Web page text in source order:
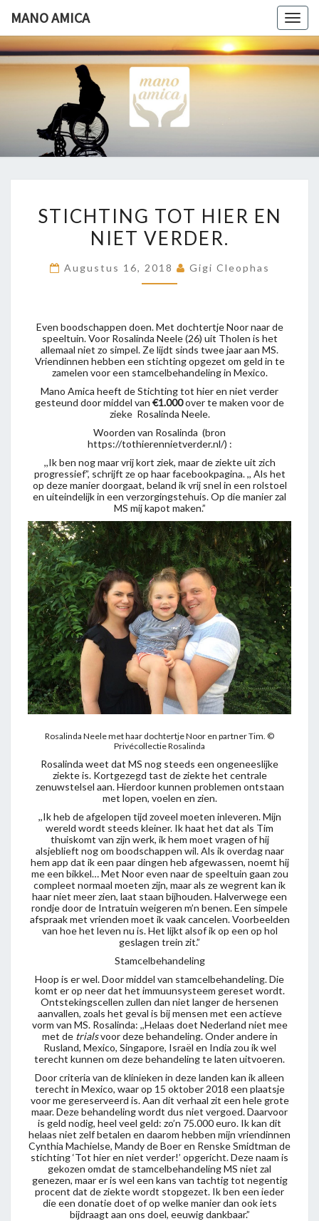
de
content
MANO AMICA
MANO
AMICA
Helpende
Hand
TOT
HIER
NIET
STICHTING TOT HIER EN
NIET VERDER.
Augustus 16, 2018 Gigi Cleophas
Even boodschappen doen. Met dochtertje Noor naar de
speeltuin. Voor Rosalinda Neele (26) uit Tholen is het
allemaal niet zo simpel. Ze lijdt sinds twee jaar aan MS.
Vriendinnen hebben een stichting opgezet om geld in te
zamelen voor een stamcelbehandeling in Mexico.
Mano Amica heeft de Stichting tot hier en niet verder
gesteund door middel van €1.000over te maken voor de
zieke Rosalinda Neele.
Woorden van Rosalinda (bron
https://tothierennietverder.nl/) :
,,Ik ben nog maar vrij kort ziek, maar de ziekte uit zich
progressief”, schrijft ze op haar facebookpagina. ,, Als het
op deze manier doorgaat, beland ik vrij snel in een rolstoel
en uiteindelijk in een verzorgingstehuis. Op die manier zal
MS mij kapot maken.”
Rosalinda Neele met haar dochtertje Noor en partner Tim. ©
Privécollectie Rosalinda
Rosalinda weet dat MS nog steeds een ongeneeslijke
ziekte is. Kortgezegd tast de ziekte het centrale
zenuwstelsel aan. Hierdoor kunnen problemen ontstaan
met lopen, voelen en zien.
,,Ik heb de afgelopen tijd zoveel moeten inleveren. Mijn
wereld wordt steeds kleiner. Ik haat het dat als Tim
thuiskomt van zijn werk, ik hem moet vragen of hij
alsjeblieft nog om boodschappen wil. Als ik overdag naar
hem app dat ik een paar dingen heb afgewassen, noemt hij
me een bikkel… Met Noor even naar de speeltuin gaan zou
compleet normaal moeten zijn, maar als ze wegrent kan ik
haar niet meer zien, laat staan bijhouden. Halverwege een
rondje door de Intratuin weigeren m’n benen. Een simpele
afspraak met vrienden moet ik vaak cancelen. Voorbeelden
van hoe het leven nu is. Het lijkt alsof ik op een op hol
geslagen trein zit.”
Stamcelbehandeling
Hoop is er wel. Door middel van stamcelbehandeling. Die
komt er op neer dat het immuunsysteem gereset wordt.
Ontstekingscellen zullen dan niet langer de hersenen
aanvallen, zoals het geval is bij mensen met een actieve
vorm van MS. Rosalinda: ,,Helaas doet Nederland niet mee
met de trialsvoor deze behandeling. Onder andere in
Rusland, Mexico, Singapore, Israël en India zou ik wel
terecht kunnen om deze behandeling te laten uitvoeren.
Door criteria van de klinieken in deze landen kan ik alleen
terecht in Mexico, waar op 15 oktober 2018 een plaatsje
voor me gereserveerd is. Aan dit verhaal zit een hele grote
maar. Deze behandeling wordt dus niet vergoed. Daarvoor
is geld nodig, heel veel geld: zo’n 75.000 euro. Ik kan dit
helaas niet zelf betalen en daarom hebben mijn vriendinnen
Cynthia Machielse, Mandy de Boer en Renske Smidtman de
stichting ‘Tot hier en niet verder!’ opgericht. Deze naam is
gekozen omdat de stamcelbehandeling MS niet zal
genezen, maar er is wel een kans van tachtig tot negentig
procent dat de ziekte wordt stopgezet. Ik ben een ieder
die een donatie doet of op welke manier dan ook iets
bijdraagt aan ons doel, eeuwig dankbaar.”